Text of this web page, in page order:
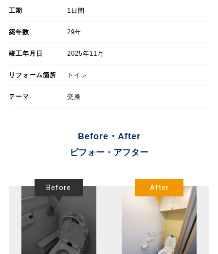
工期 1日間
築年数 29年
竣工年月日 2025年11月
リフォーム箇所 トイレ
テーマ 交換
Before・After
ビフォー・アフター
Before After